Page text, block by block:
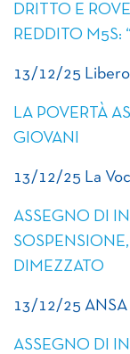
DRITTO E
REDDITO M5S:
13/12/25
LA POVERTÀ
GIOVANI
13/12/25 La
ASSEGNO DI
DIMEZZATO
13/12/25 ANSA
ASSEGNO DI